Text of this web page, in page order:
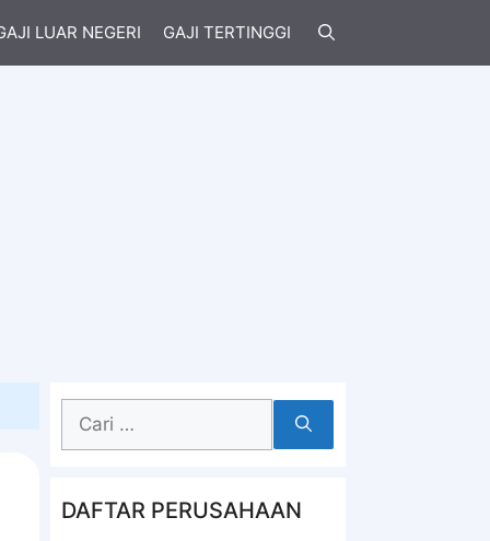
LUAR NEGERI GAJI TERTINGGI
Cari
DAFTAR PERUSAHAAN